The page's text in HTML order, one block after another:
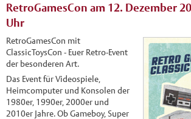
RetroGamesCon am 12. Dezember
Uhr
RetroGamesCon mit
ClassicToysCon - Euer Retro-Event
der besonderen Art.
Das Event für Videospiele,
Heimcomputer und Konsolen der
1980er, 1990er, 2000er und
2010er Jahre. Ob Gameboy, Super